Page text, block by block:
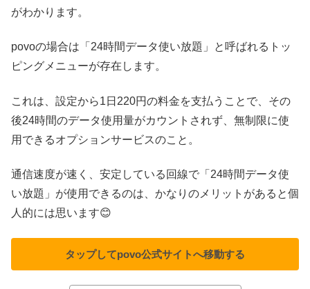
がわかります。
povoの場合は「24時間データ使い放題」と呼ばれるトッ
ピングメニューが存在します。
これは、設定から1日220円の料金を支払うことで、その
後24時間のデータ使用量がカウントされず、無制限に使
用できるオプションサービスのこと。
通信速度が速く、安定している回線で「24時間データ使
い放題」が使用できるのは、かなりのメリットがあると個
人的には思います😊
タップしてpovo公式サイトへ移動する